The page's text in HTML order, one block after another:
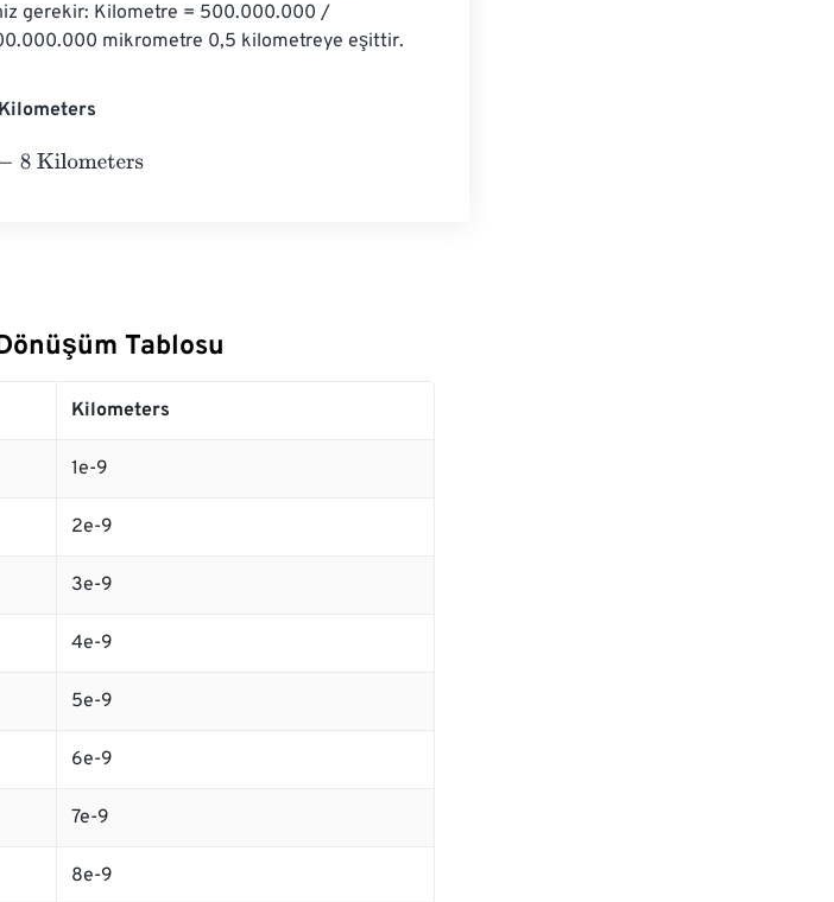
gerekir: Kilometre = 500.000.000 /
mikrometre 0,5 kilometreye eşittir.
-8 Kilometers
Tablosu
Kilometers
1e-9
2e-9
3e-9
4e-9
5e-9
6e-9
7e-9
8e-9